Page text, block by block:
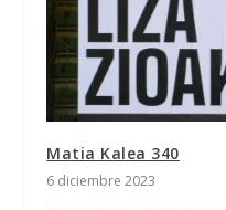
Matia Kalea 340
6 diciembre 2023